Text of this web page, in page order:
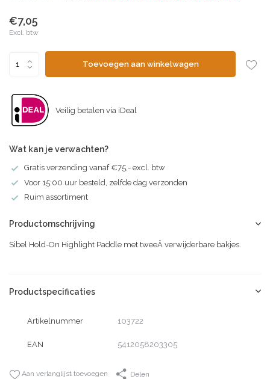
€7,05
Excl. btw
Toevoegen aan winkelwagen
Veilig betalen via iDeal
Wat kan je verwachten?
Gratis verzending vanaf €75,- excl. btw
Voor 15:00 uur besteld, zelfde dag verzonden
Ruim assortiment
Productomschrijving
Sibel Hold-On Highlight Paddle met tweeÂ verwijderbare bakjes.
Productspecificaties
Artikelnummer 103722
EAN 5412058203305
Aan verlanglijst toevoegen Delen